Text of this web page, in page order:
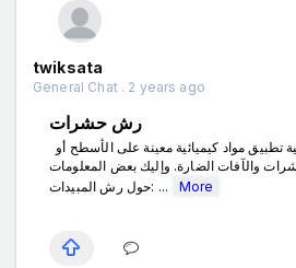
twiksata
General Chat . 2 years ago
رش حشرات
والآفات الضارة. وإليك بعض المعلومات
حول رش المبيدات: ...
More